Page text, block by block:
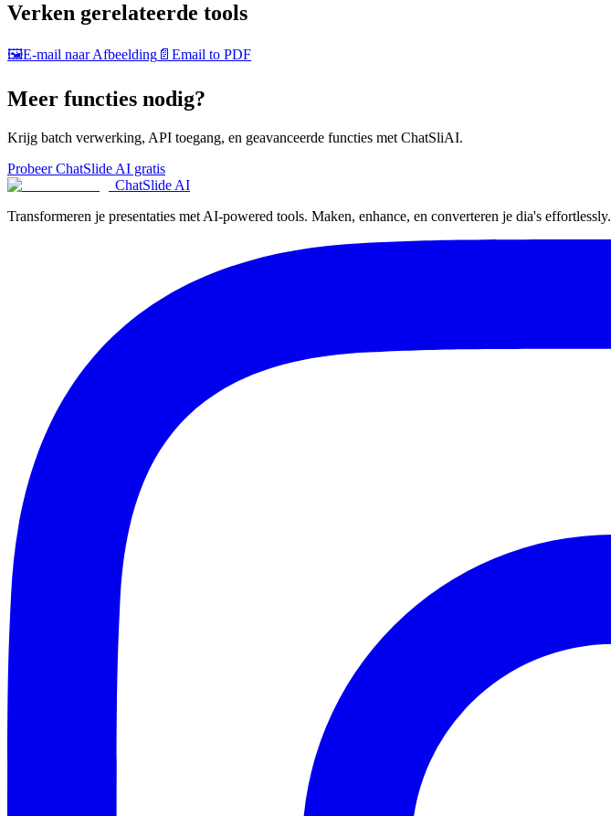
Verken gerelateerde tools
🖼️E-mail naar Afbeelding 📄 Email to PDF
Meer functies nodig?
Krijg batch verwerking, API toegang, en geavanceerde functies met ChatSliAI.
Probeer ChatSlide AI gratis
ChatSlide AI
Transformeren je presentaties met AI-powered tools. Maken, enhance, en converteren je dia's effortlessly.